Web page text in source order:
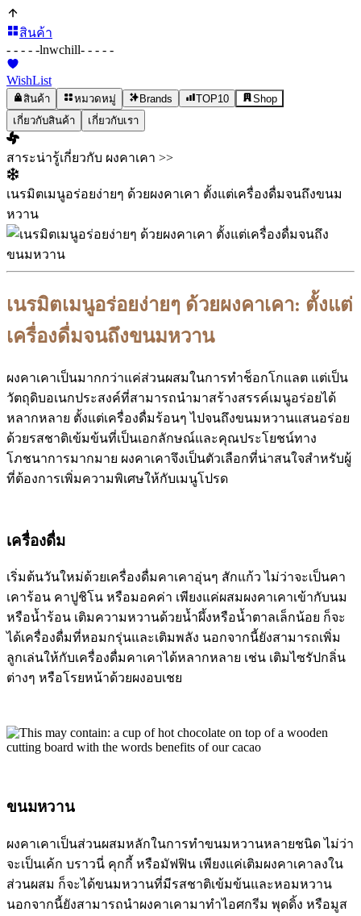
สินค้า
- - - - -lnwchill- - - - -
WishList
สินค้า หมวดหมู่ Brands TOP10
Shop
เกี่ยวกับสินค้า
เกี่ยวกับเรา
สาระน่ารู้เกี่ยวกับ ผงคาเคา >>
เนรมิตเมนูอร่อยง่ายๆ ด้วยผงคาเคา ตั้งแต่เครื่องดื่มจนถึงขนม
หวาน
เนรมิตเมนูอร่อยง่ายๆ ด้วยผงคาเคา: ตั้งแต่
เครื่องดื่มจนถึงขนมหวาน
ผงคาเคาเป็นมากกว่าแค่ส่วนผสมในการทำช็อกโกแลต แต่เป็น
วัตถุดิบอเนกประสงค์ที่สามารถนำมาสร้างสรรค์เมนูอร่อยได้
หลากหลาย ตั้งแต่เครื่องดื่มร้อนๆ ไปจนถึงขนมหวานแสนอร่อย
ด้วยรสชาติเข้มข้นที่เป็นเอกลักษณ์และคุณประโยชน์ทาง
โภชนาการมากมาย ผงคาเคาจึงเป็นตัวเลือกที่น่าสนใจสำหรับผู้
ที่ต้องการเพิ่มความพิเศษให้กับเมนูโปรด
เครื่องดื่ม
เริ่มต้นวันใหม่ด้วยเครื่องดื่มคาเคาอุ่นๆ สักแก้ว ไม่ว่าจะเป็นคา
เคาร้อน คาปูชิโน หรือมอคค่า เพียงแค่ผสมผงคาเคาเข้ากับนม
หรือน้ำร้อน เติมความหวานด้วยน้ำผึ้งหรือน้ำตาลเล็กน้อย ก็จะ
ได้เครื่องดื่มที่หอมกรุ่นและเติมพลัง นอกจากนี้ยังสามารถเพิ่ม
ลูกเล่นให้กับเครื่องดื่มคาเคาได้หลากหลาย เช่น เติมไซรัปกลิ่น
ต่างๆ หรือโรยหน้าด้วยผงอบเชย
ขนมหวาน
ผงคาเคาเป็นส่วนผสมหลักในการทำขนมหวานหลายชนิด ไม่ว่า
จะเป็นเค้ก บราวนี่ คุกกี้ หรือมัฟฟิน เพียงแค่เติมผงคาเคาลงใน
ส่วนผสม ก็จะได้ขนมหวานที่มีรสชาติเข้มข้นและหอมหวาน
นอกจากนี้ยังสามารถนำผงคาเคามาทำไอศกรีม พุดดิ้ง หรือมูส